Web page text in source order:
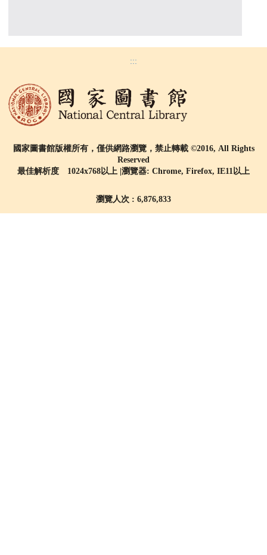
:::
國家圖書館版權所有，僅供網路瀏覽，禁止轉載 ©2016, All Rights
Reserved
最佳解析度 1024x768以上 |瀏覽器: Chrome, Firefox, IE11以上
瀏覽人次 : 6,876,833